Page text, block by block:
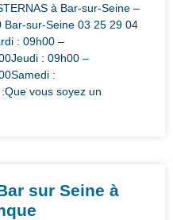
à Bar-sur-Seine –
Bar-sur-Seine 03 25 29 04
: 09h00 –
: 09h00 –
:
vous soyez un
sur Seine à